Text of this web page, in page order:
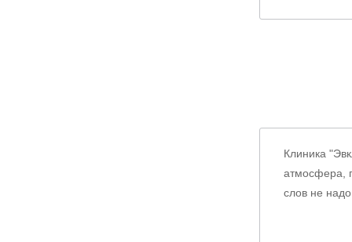
Клиника
атмосфера,
слов не